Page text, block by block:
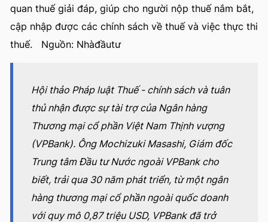
quan thuế giải đáp, giúp cho người nộp thuế nắm bắt,
cập nhập được các chính sách về thuế và việc thực thi
thuế.
Hội thảo Pháp luật Thuế - chính sách và tuân
thủ nhận được sự tài trợ của Ngân hàng
Thương mại cổ phần Việt Nam Thịnh vượng
(VPBank). Ông Mochizuki Masashi, Giám đốc
Trung tâm Đầu tư Nước ngoài VPBank cho
biết, trải qua 30 năm phát triển, từ một ngân
hàng thương mại cổ phần ngoài quốc doanh
với quy mô 0,87 triệu USD, VPBank đã trở
Nguồn: Nhàđầutư